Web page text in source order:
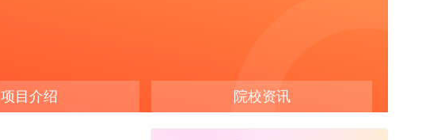
项目介绍 院校资讯